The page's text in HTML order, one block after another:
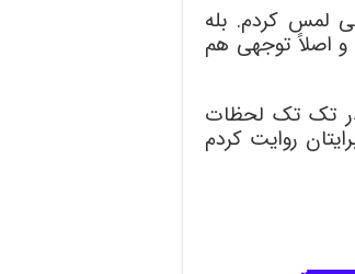
لمس کردم. بله
اصلاً توجهی هم
تک تک لحظات
روایت کردم